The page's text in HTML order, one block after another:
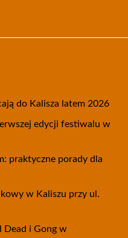
do Kalisza latem 2026
edycji festiwalu w
praktyczne porady dla
w Kaliszu przy ul.
Dead i Gong w